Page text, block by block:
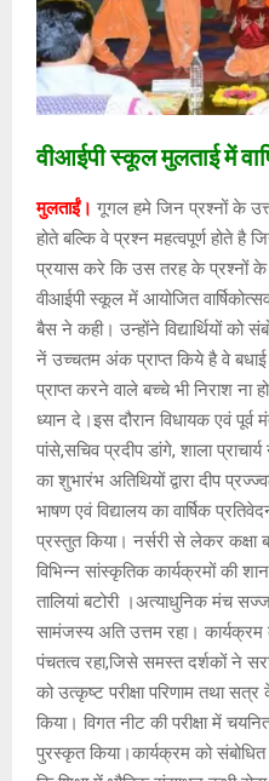
वीआईपी स्कूल मुलताई में
मुलताईं। गूगल हमे जिन प्रश्नों के
होते बल्कि वे प्रश्न महत्वपूर्ण होते
प्रयास करे कि उस तरह के प्रश्नों के
वीआईपी स्कूल में आयोजित
बैस ने कही। उन्होंने विद्यार्थियों को
नें उच्चतम अंक प्राप्त किये है वे
प्राप्त करने वाले बच्चे भी निराश ना
ध्यान दे।इस दौरान विधायक एवं
पांसे,सचिव प्रदीप डांगे, शाला
का शुभारंभ अतिथियों द्वारा दीप
भाषण एवं विद्यालय का वार्षिक
प्रस्तुत किया। नर्सरी से लेकर
विभिन्न सांस्कृतिक कार्यक्रमों की
तालियां बटोरी ।अत्याधुनिक मंच
सामंजस्य अति उत्तम रहा।
पंचतत्व रहा,जिसे समस्त दर्शकों ने
को उत्कृष्ट परीक्षा परिणाम तथा सत्र
किया। विगत नीट की परीक्षा में
पुरस्कृत किया।कार्यक्रम को